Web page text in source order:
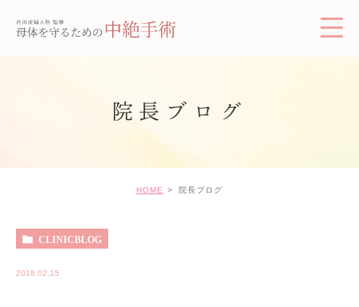
院長ブログ
HOME 院長ブログ
CLINICBLOG
2018.02.15